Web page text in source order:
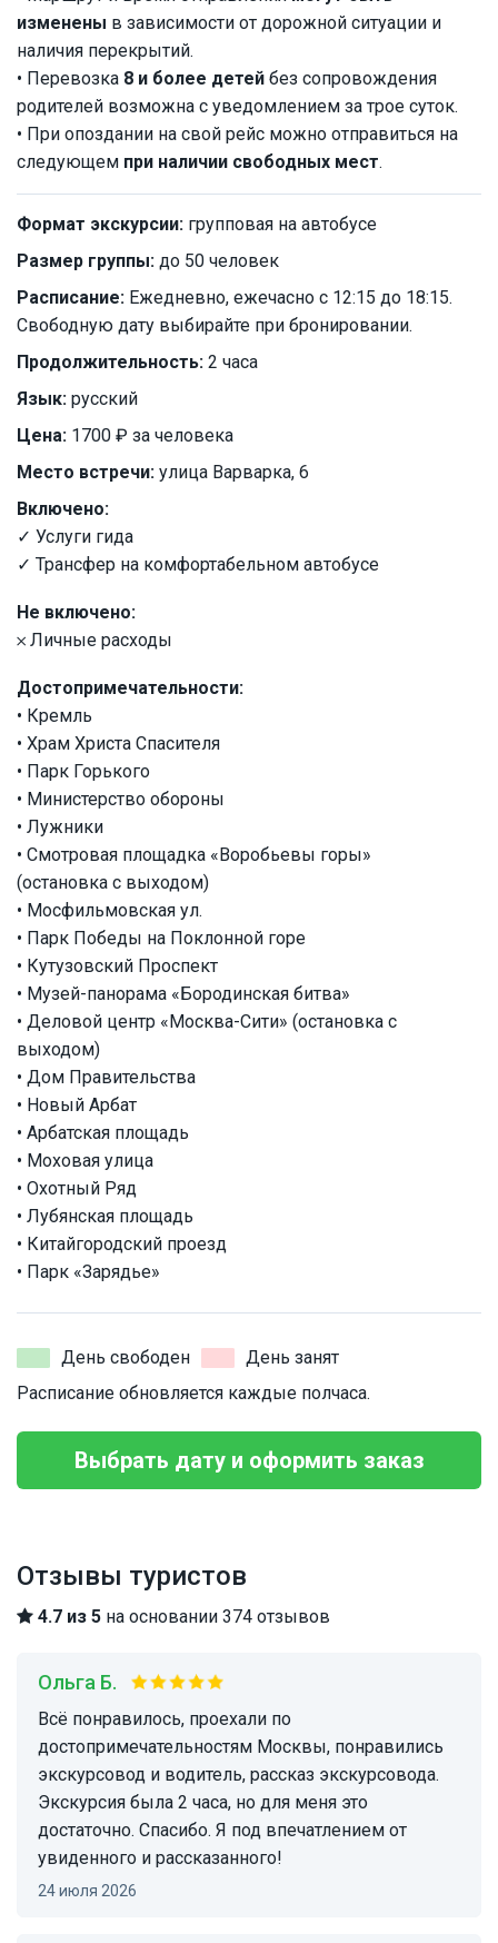
изменены в зависимости от дорожной ситуации и
наличия перекрытий.
• Перевозка 8 и более детей без сопровождения
родителей возможна с уведомлением за трое суток.
• При опоздании на свой рейс можно отправиться на
следующем при наличии свободных мест.
Формат экскурсии: групповая на автобусе
Размер группы: до 50 человек
Расписание: Ежедневно, ежечасно с 12:15 до 18:15.
Свободную дату выбирайте при бронировании.
Продолжительность: 2 часа
Язык: русский
Цена: 1700 ₽ за человека
Место встречи: улица Варварка, 6
Включено:
✓ Услуги гида
✓ Трансфер на комфортабельном автобусе
Не включено:
𐄂 Личные расходы
Достопримечательности:
• Кремль
• Храм Христа Спасителя
• Парк Горького
• Министерство обороны
• Лужники
• Смотровая площадка «Воробьевы горы»
(остановка с выходом)
• Мосфильмовская ул.
• Парк Победы на Поклонной горе
• Кутузовский Проспект
• Музей-панорама «Бородинская битва»
• Деловой центр «Москва-Сити» (остановка с
выходом)
• Дом Правительства
• Новый Арбат
• Арбатская площадь
• Моховая улица
• Охотный Ряд
• Лубянская площадь
• Китайгородский проезд
• Парк «Зарядье»
День свободен
День занят
Расписание обновляется каждые полчаса.
Выбрать дату и оформить заказ
Отзывы туристов
4.7 из 5 на основании 374 отзывов
Ольга Б.
Всё понравилось, проехали по
достопримечательностям Москвы, понравились
экскурсовод и водитель, рассказ экскурсовода.
Экскурсия была 2 часа, но для меня это
достаточно. Спасибо. Я под впечатлением от
увиденного и рассказанного!
24 июля 2026